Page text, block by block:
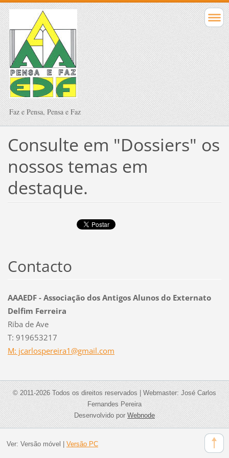
Faz e Pensa, Pensa e Faz
Consulte em "Dossiers" os
nossos temas em
destaque.
Contacto
AAAEDF - Associação dos Antigos Alunos do Externato
Delfim Ferreira
Riba de Ave
T: 919653217
M: jcarlospereira1@gmail.com
© 2011-2026 Todos os direitos reservados | Webmaster: José Carlos
Fernandes Pereira
Desenvolvido porWebnode
Ver: Versão móvel | Versão PC